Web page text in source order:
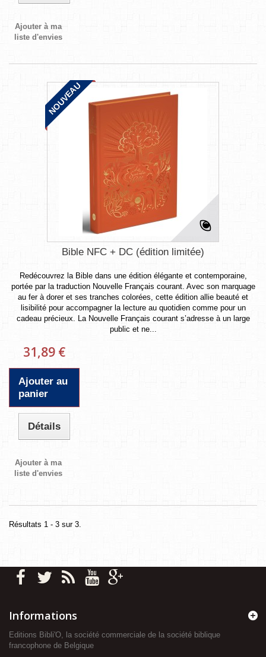
Ajouter à ma
liste d'envies
NOUVEAU
Bible NFC + DC (édition limitée)
Redécouvrez la Bible dans une édition élégante et contemporaine,
portée par la traduction Nouvelle Français courant. Avec son marquage
au fer à dorer et ses tranches colorées, cette édition allie beauté et
lisibilité pour accompagner la lecture au quotidien comme pour un
cadeau précieux. La Nouvelle Français courant s’adresse à un large
public et ne...
31,89 €
Ajouter au
panier
Détails
Ajouter à ma
liste d'envies
Résultats 1 - 3 sur 3.
Informations
Editions Bibli'O, la société commerciale de la société biblique
francophone de Belgique